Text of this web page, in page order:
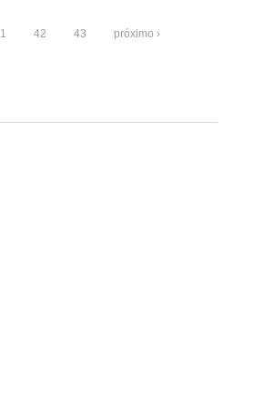
42 43 próximo ›